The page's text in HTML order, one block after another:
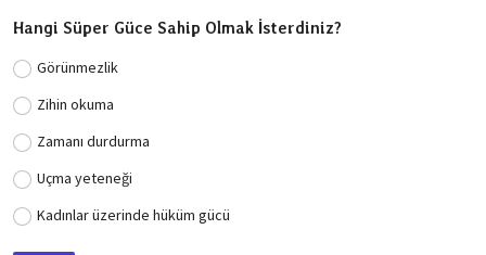
Hangi Süper Güce Sahip Olmak İsterdiniz?
Görünmezlik
Zihin okuma
Zamanı durdurma
Uçma yeteneği
Kadınlar üzerinde hüküm gücü